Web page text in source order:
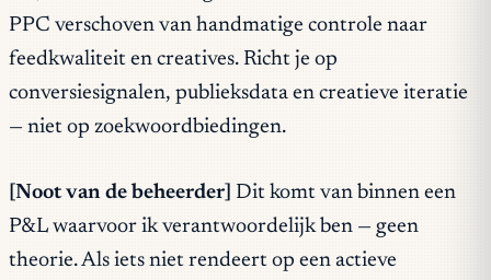
PPC verschoven van handmatige controle naar
feedkwaliteit en creatives. Richt je op
conversiesignalen, publieksdata en creatieve iteratie
— niet op zoekwoordbiedingen.
[Noot van de beheerder] Dit komt van binnen een
P&L waarvoor ik verantwoordelijk ben — geen
theorie. Als iets niet rendeert op een actieve